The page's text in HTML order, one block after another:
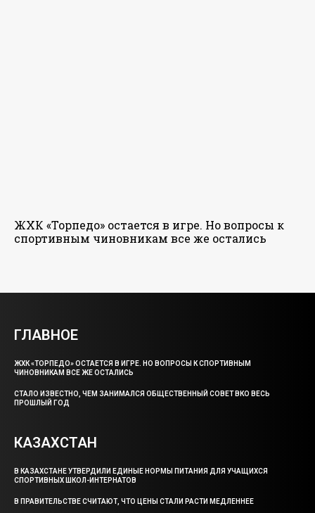
ЖХК «Торпедо» остается в игре. Но вопросы к
спортивным чиновникам все же остались
ГЛАВНОЕ
ЖХК «ТОРПЕДО» ОСТАЕТСЯ В ИГРЕ. НО ВОПРОСЫ К СПОРТИВНЫМ
ЧИНОВНИКАМ ВСЕ ЖЕ ОСТАЛИСЬ
СТАЛО ИЗВЕСТНО, ЧЕМ ЗАНИМАЛСЯ ОБЩЕСТВЕННЫЙ СОВЕТ ВКО ВЕСЬ
ПРОШЛЫЙ ГОД
КАЗАХСТАН
В КАЗАХСТАНЕ УТВЕРДИЛИ ЕДИНЫЕ НОРМЫ ПИТАНИЯ ДЛЯ УЧАЩИХСЯ
СПОРТИВНЫХ ШКОЛ-ИНТЕРНАТОВ
В ПРАВИТЕЛЬСТВЕ СЧИТАЮТ, ЧТО ЦЕНЫ СТАЛИ РАСТИ МЕДЛЕННЕЕ